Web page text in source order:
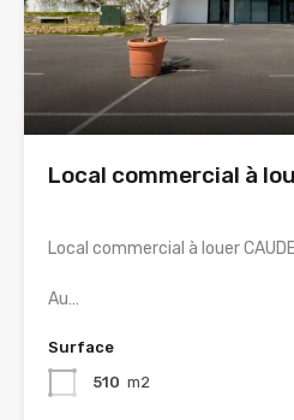
Local commercial à
Local commercial à louer
Au…
Surface
510 m2